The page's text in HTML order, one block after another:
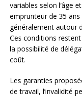
variables selon l’âge
emprunteur de 35 ans
généralement autour
Ces conditions
la possibilité de
coût.
Les garanties
de travail, l’invalidité